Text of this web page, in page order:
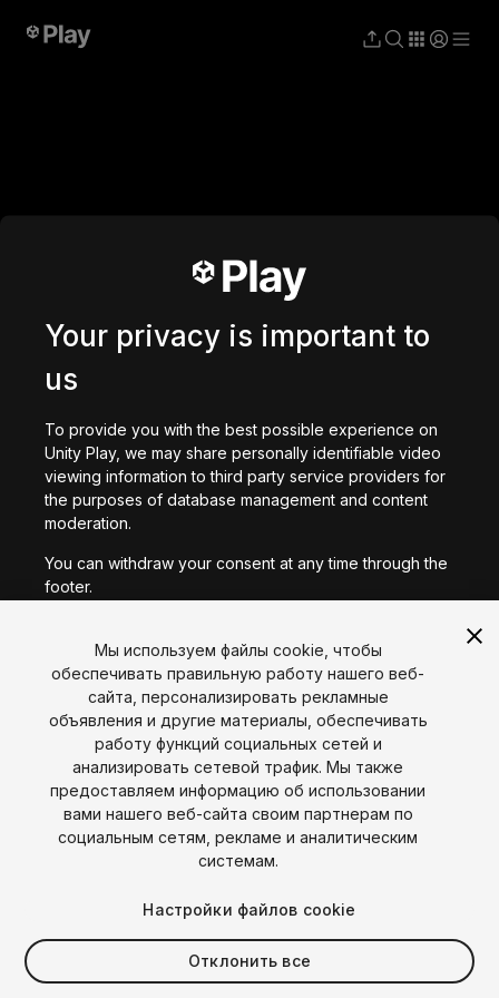
studio
EnglishFrançaisDeutschBahasa IndonesiaItaliano日本語
Español Türkçe
Социальные сети
Copyright © 2025 Unity Technologies
Не продавать мои персональные данные
Свяжитесь с нами
Мы используем файлы cookie, чтобы
обеспечивать правильную работу нашего веб-
сайта, персонализировать рекламные
объявления и другие материалы, обеспечивать
работу функций социальных сетей и
анализировать сетевой трафик. Мы также
предоставляем информацию об использовании
вами нашего веб-сайта своим партнерам по
социальным сетям, рекламе и аналитическим
системам.
Настройки файлов cookie
Отклонить все
Your privacy is important to
us
To provide you with the best possible experience on
Unity Play, we may share personally identifiable video
viewing information to third party service providers for
the purposes of database management and content
moderation.
You can withdraw your consent at any time through the
footer.
revoke it earlier. If you revoke your consent, you will not
be able to access Unity Play.
I consent to the sharing of my personally identifiable
video viewing information as described above.
I CONSENT